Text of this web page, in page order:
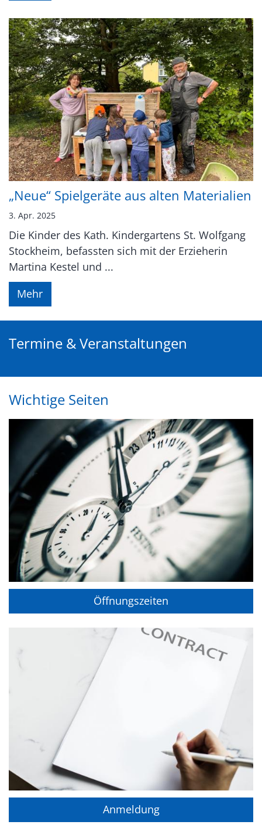
„Neue“ Spielgeräte aus alten Materialien
3. Apr. 2025
Die Kinder des Kath. Kindergartens St. Wolfgang
Stockheim, befassten sich mit der Erzieherin
Martina Kestel und ...
Mehr
Termine & Veranstaltungen
Wichtige Seiten
Öffnungszeiten
Anmeldung